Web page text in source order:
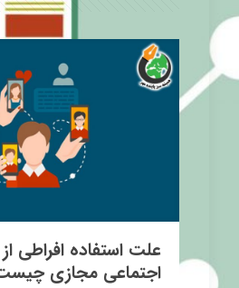
علت استفاده افراطی
اجتماعی مجازی